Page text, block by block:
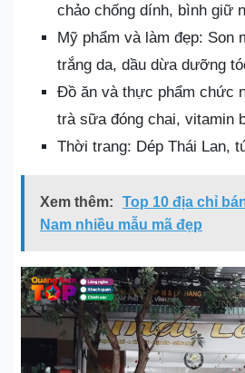
chảo chống dính, bình giữ
Mỹ phẩm và làm đẹp: Son
trắng da, dầu dừa dưỡng
Đồ ăn và thực phẩm chức
trà sữa đóng chai, vitamin
Thời trang: Dép Thái Lan,
Xem thêm:
Top 10 địa chỉ
Nam nhiều mẫu mã đẹp